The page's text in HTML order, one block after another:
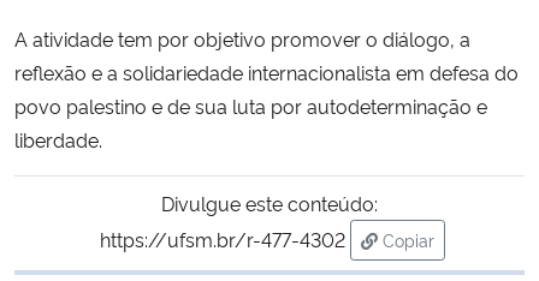
Ministério da Mulher, da Família e dos Direitos Humanos
Gabinete de Segurança Institucional
A atividade tem por objetivo promover o diálogo, a
reflexão e a solidariedade internacionalista em defesa do
povo palestino e de sua luta por autodeterminação e
liberdade.
Divulgue este conteúdo:
https://ufsm.br/r-477-4302
Copiar
para área de